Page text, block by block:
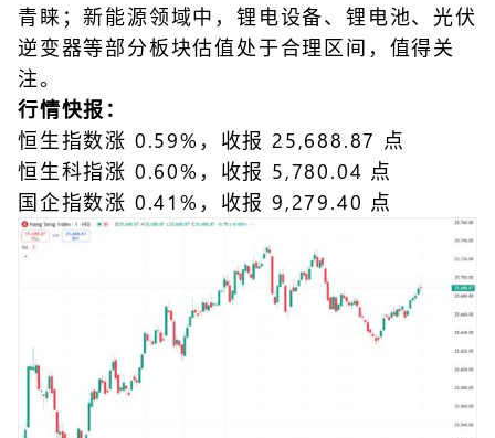
青睐；新能源领域中，锂电设备、锂电池、光伏
逆变器等部分板块估值处于合理区间，值得关
注。
行情快报：
恒生指数涨 0.59%，收报 25,688.87 点
恒生科指涨 0.60%，收报 5,780.04 点
国企指数涨 0.41%，收报 9,279.40 点